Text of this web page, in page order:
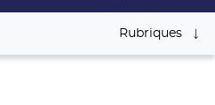
Rubriques